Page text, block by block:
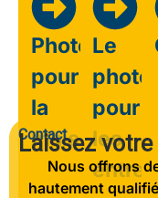
pour
la
maison
Le
pour
les
Contact
Laissez
Nous offrons
hautement